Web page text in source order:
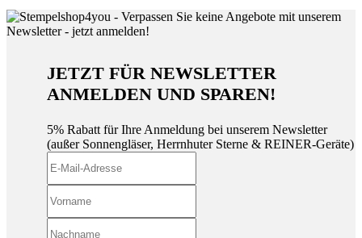
JETZT FÜR NEWSLETTER
ANMELDEN UND SPAREN!
5% Rabatt für Ihre Anmeldung bei unserem Newsletter
(außer Sonnengläser, Herrnhuter Sterne & REINER-Geräte)